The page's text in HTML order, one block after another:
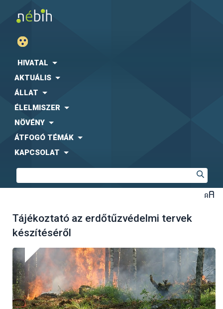
HIVATAL
AKTUÁLIS
ÁLLAT
ÉLELMISZER
NÖVÉNY
ÁTFOGÓ TÉMÁK
KAPCSOLAT
Tájékoztató az erdőtűzvédelmi tervek
készítéséről